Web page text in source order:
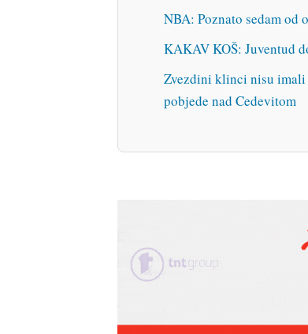
NBA: Poznato sedam od
KAKAV KOŠ: Juventud
Zvezdini klinci nisu imali
pobjede nad Cedevitom